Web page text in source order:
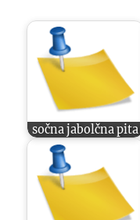
sočna jabolčna pita